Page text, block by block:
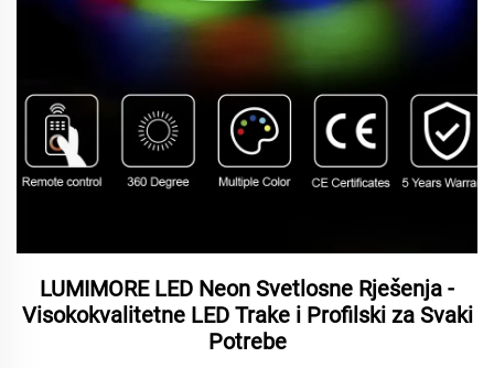
LUMIMORE LED Neon Svetlosne Rješenja -
Visokokvalitetne LED Trake i Profilski za Svaki
Potrebe